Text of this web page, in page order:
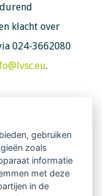
klacht over
024-3662080
.
en wil
de
gebruiken
zoals
informatie
met deze
in de